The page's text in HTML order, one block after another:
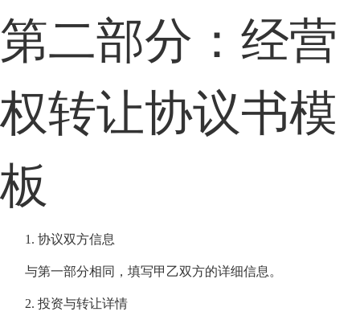
第二部分：经营
权转让协议书模
板
1. 协议双方信息
与第一部分相同，填写甲乙双方的详细信息。
2. 投资与转让详情